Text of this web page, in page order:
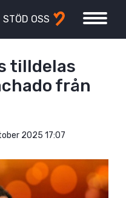
STÖD OSS
tilldelas
från
2025 17:07